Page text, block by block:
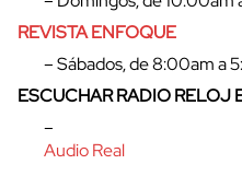
REVISTA ENFOQUE
– Sábados, de 8:00am a
ESCUCHAR RADIO RELOJ
–
Audio Real